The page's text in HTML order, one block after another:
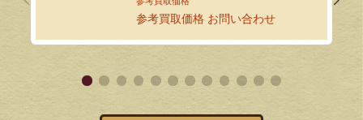
参考買取価格 お問い合わせ